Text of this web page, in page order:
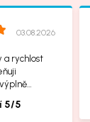
03.08.2026
a rychlost
taky
5/5